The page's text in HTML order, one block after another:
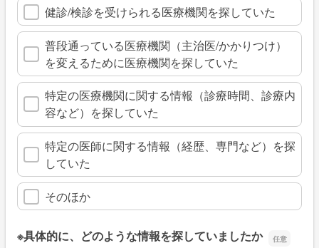
健診/検診を受けられる医療機関を探していた
普段通っている医療機関（主治医/かかりつけ）
を変えるために医療機関を探していた
特定の医療機関に関する情報（診療時間、診療内
容など）を探していた
特定の医師に関する情報（経歴、専門など）を探
していた
そのほか
※具体的に、どのような情報を探していましたか